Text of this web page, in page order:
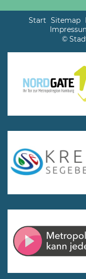
Start Sitemap
©